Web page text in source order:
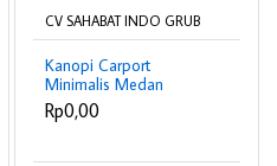
CV SAHABAT INDO GRUB
Kanopi Carport
Minimalis Medan
082272686688 –
Modern, Kokoh &
Rp0,00